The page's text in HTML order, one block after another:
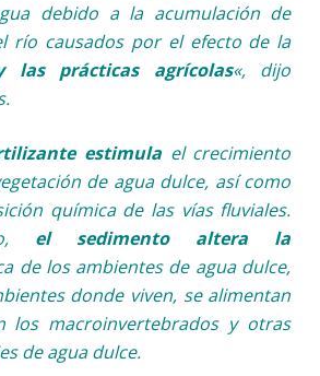
debido a la acumulación de
río causados por el efecto de la
las prácticas agrícolas«, dijo
estimula el crecimiento
de agua dulce, así como
química de las vías fluviales.
el sedimento altera la
de los ambientes de agua dulce,
donde viven, se alimentan
los macroinvertebrados y otras
de agua dulce.